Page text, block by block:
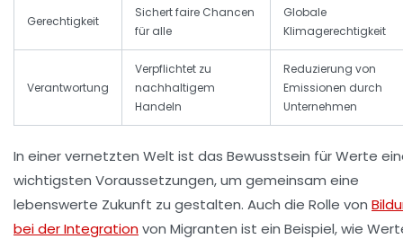
Gerechtigkeit
Sichert faire Chancen
für alle
Globale
Klimagerechtigkeit
Verantwortung
Verpflichtet zu
nachhaltigem
Handeln
Reduzierung von
Emissionen durch
Unternehmen
In einer vernetzten Welt ist das Bewusstsein für Werte
wichtigsten Voraussetzungen, um gemeinsam eine
lebenswerte Zukunft zu gestalten. Auch die Rolle von
bei der Integrationvon Migranten ist ein Beispiel, wie